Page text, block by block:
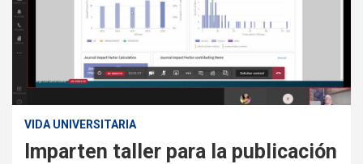
VIDA UNIVERSITARIA
Imparten taller para la publicación